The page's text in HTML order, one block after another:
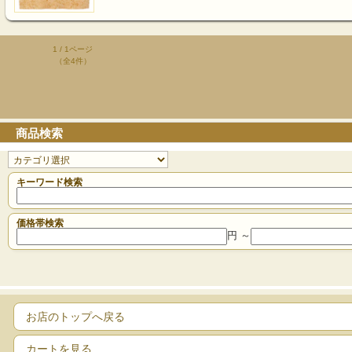
1 / 1ページ
（全4件）
商品検索
キーワード検索
価格帯検索
円 ～
お店のトップへ戻る
カートを見る